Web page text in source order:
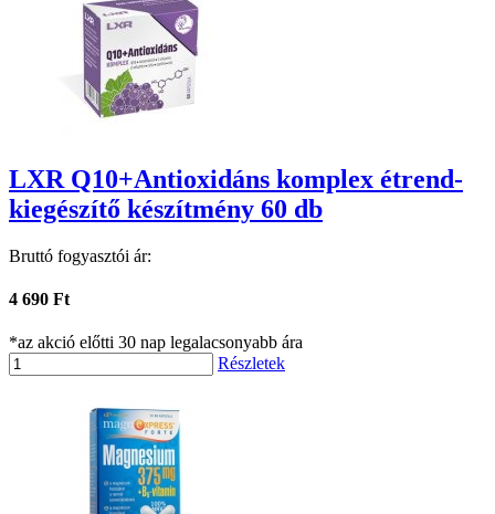
LXR Q10+Antioxidáns komplex étrend-
kiegészítő készítmény 60 db
Bruttó fogyasztói ár:
4 690 Ft
*az akció előtti 30 nap legalacsonyabb ára
Részletek